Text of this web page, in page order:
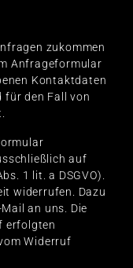
zukommen
Anfrageformular
Kontaktdaten
für den Fall von
auf
1 lit. a DSGVO).
widerrufen. Dazu
an uns. Die
erfolgten
Widerruf